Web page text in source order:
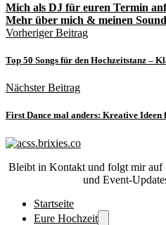
Mich als DJ für euren Termin
Mehr über mich & meinen
Vorheriger Beitrag
Top 50 Songs für den Hochzeitstanz –
Nächster Beitrag
First Dance mal anders: Kreative Ideen
Bleibt in Kontakt und folgt mir
und Event-
Startseite
Eure Hochzeit